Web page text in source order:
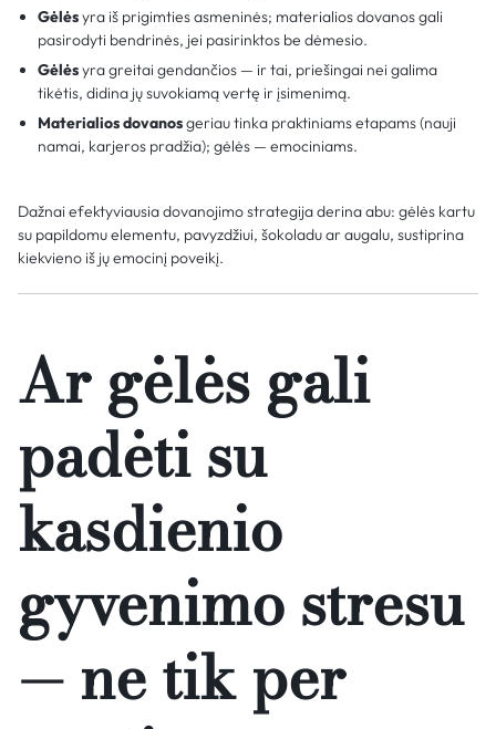
Gėlėsyra iš prigimties asmeninės; materialios dovanos gali
pasirodyti bendrinės, jei pasirinktos be dėmesio.
Gėlėsyra greitai gendančios — ir tai, priešingai nei galima
tikėtis, didina jų suvokiamą vertę ir įsimenimą.
Materialios dovanosgeriau tinka praktiniams etapams (nauji
namai, karjeros pradžia); gėlės — emociniams.
Dažnai efektyviausia dovanojimo strategija derina abu: gėlės kartu
su papildomu elementu, pavyzdžiui, šokoladu ar augalu, sustiprina
kiekvieno iš jų emocinį poveikį.
Ar gėlės gali
padėti su
kasdienio
gyvenimo stresu
— ne tik per